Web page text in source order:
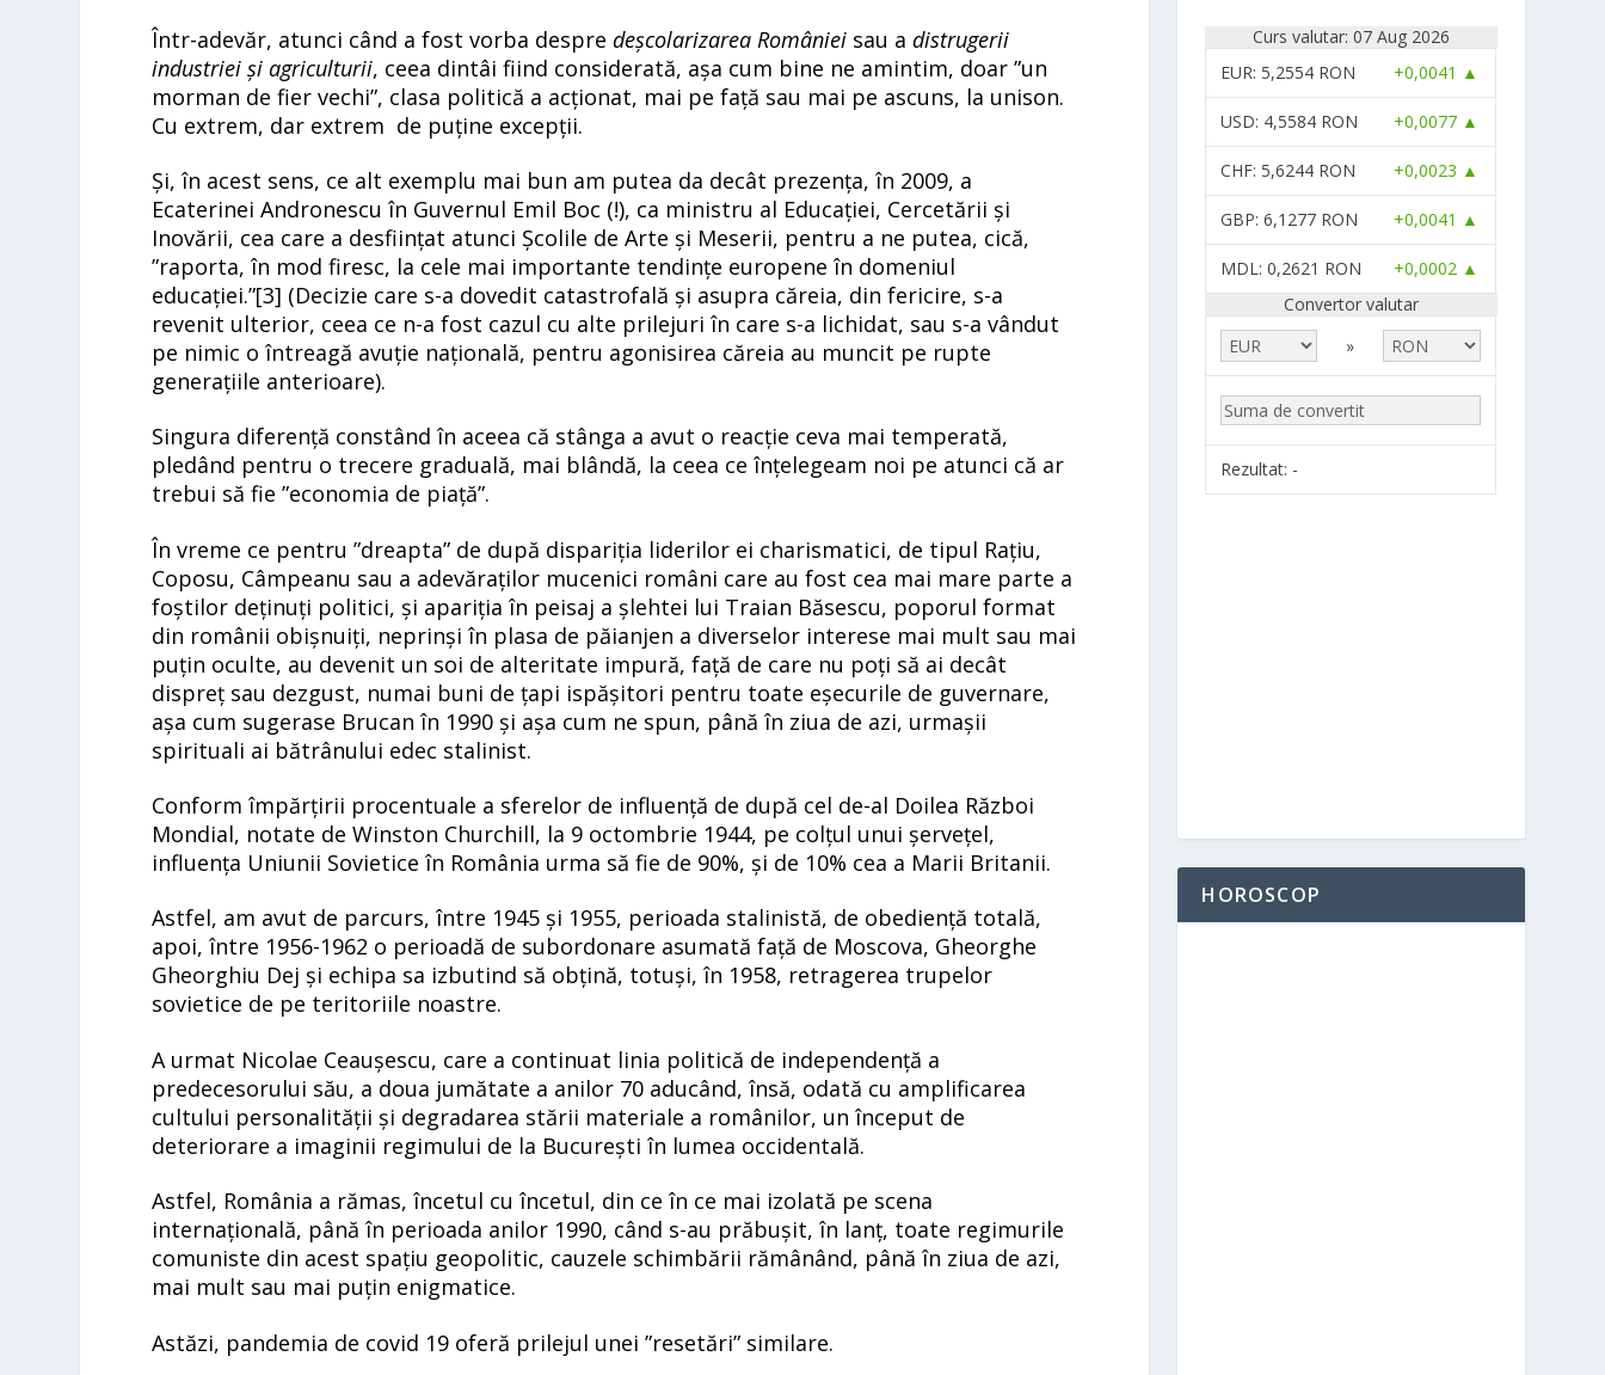
Într-adevăr, atunci când a fost vorba despredeșcolarizarea României sau adistrugerii
industriei și agriculturii, ceea dintâi fiind considerată, așa cum bine ne amintim, doar ”un
morman de fier vechi”, clasa politică a acționat, mai pe față sau mai pe ascuns, la unison.
Cu extrem, dar extrem de puține excepții.
Și, în acest sens, ce alt exemplu mai bun am putea da decât prezența, în 2009, a
Ecaterinei Andronescu în Guvernul Emil Boc (!), ca ministru al Educației, Cercetării și
Inovării, cea care a desființat atunci Școlile de Arte și Meserii, pentru a ne putea, cică,
”raporta, în mod firesc, la cele mai importante tendințe europene în domeniul
educației.”[3] (Decizie care s-a dovedit catastrofală și asupra căreia, din fericire, s-a
revenit ulterior, ceea ce n-a fost cazul cu alte prilejuri în care s-a lichidat, sau s-a vândut
pe nimic o întreagă avuție națională, pentru agonisirea căreia au muncit pe rupte
generațiile anterioare).
Singura diferență constând în aceea că stânga a avut o reacție ceva mai temperată,
pledând pentru o trecere graduală, mai blândă, la ceea ce înțelegeam noi pe atunci că ar
trebui să fie ”economia de piață”.
În vreme ce pentru ”dreapta” de după dispariția liderilor ei charismatici, de tipul Rațiu,
Coposu, Câmpeanu sau a adevăraților mucenici români care au fost cea mai mare parte a
foștilor deținuți politici, și apariția în peisaj a șlehtei lui Traian Băsescu, poporul format
din românii obișnuiți, neprinși în plasa de păianjen a diverselor interese mai mult sau mai
puțin oculte, au devenit un soi de alteritate impură, față de care nu poți să ai decât
dispreț sau dezgust, numai buni de țapi ispășitori pentru toate eșecurile de guvernare,
așa cum sugerase Brucan în 1990 și așa cum ne spun, până în ziua de azi, urmașii
spirituali ai bătrânului edec stalinist.
Conform împărțirii procentuale a sferelor de influență de după cel de-al Doilea Război
Mondial, notate de Winston Churchill, la 9 octombrie 1944, pe colțul unui șervețel,
influența Uniunii Sovietice în România urma să fie de 90%, și de 10% cea a Marii Britanii.
Astfel, am avut de parcurs, între 1945 și 1955, perioada stalinistă, de obediență totală,
apoi, între 1956-1962 o perioadă de subordonare asumată față de Moscova, Gheorghe
Gheorghiu Dej și echipa sa izbutind să obțină, totuși, în 1958, retragerea trupelor
sovietice de pe teritoriile noastre.
A urmat Nicolae Ceaușescu, care a continuat linia politică de independență a
predecesorului său, a doua jumătate a anilor 70 aducând, însă, odată cu amplificarea
cultului personalității și degradarea stării materiale a românilor, un început de
deteriorare a imaginii regimului de la București în lumea occidentală.
Astfel, România a rămas, încetul cu încetul, din ce în ce mai izolată pe scena
internațională, până în perioada anilor 1990, când s-au prăbușit, în lanț, toate regimurile
comuniste din acest spațiu geopolitic, cauzele schimbării rămânând, până în ziua de azi,
mai mult sau mai puțin enigmatice.
Astăzi, pandemia de covid 19 oferă prilejul unei ”resetări” similare.
Curs valutar: 07 Aug 2026
EUR: 5,2554 RON +0,0041 ▲
USD: 4,5584 RON +0,0077 ▲
CHF: 5,6244 RON +0,0023 ▲
GBP: 6,1277 RON +0,0041 ▲
MDL : 0,2621 RON
+0,0002 ▲
Convertor valutar
»
Rezultat: -
HOROSCOP